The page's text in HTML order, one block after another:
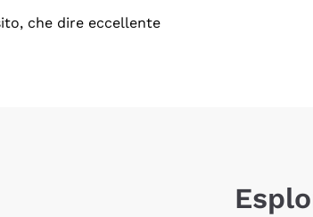
che dire eccellente